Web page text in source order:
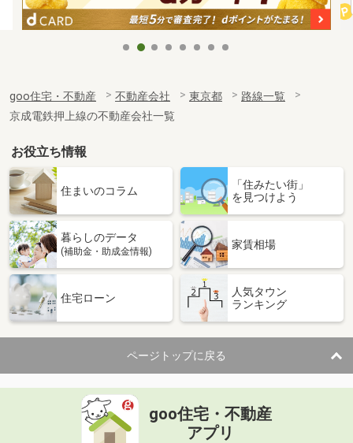
goo住宅・不動産 不動産会社 東京都
路線一覧
京成電鉄押上線の不動産会社一覧
お役立ち情報
住まいのコラム
「住みたい街」
を見つけよう
暮らしのデータ
(補助金・助成金情報)
家賃相場
住宅ローン
人気タウン
ランキング
ページトップに戻る
goo住宅・不動産
アプリ